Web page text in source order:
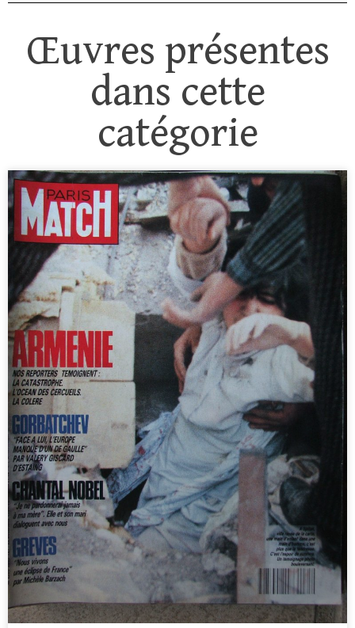
Œuvres présentes
dans cette
catégorie